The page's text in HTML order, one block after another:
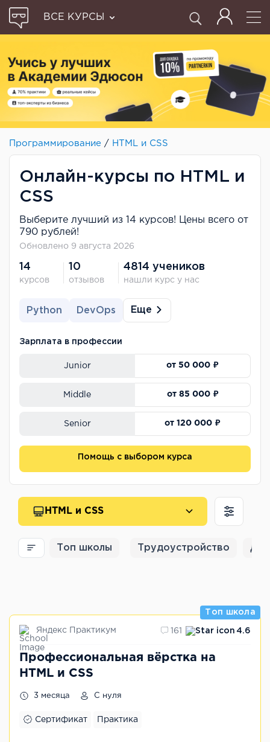
ВСЕ КУРСЫ
Программирование / HTML и CSS
Онлайн-курсы по HTML и
CSS
Выберите лучший из 14 курсов! Цены всего от
790 рублей!
Обновлено 9 августа 2026
14
курсов
10
отзывов
4814 учеников
нашли курс у нас
Python DevOps Еще
Зарплата в профессии
Junior от 50 000 ₽
Middle от 85 000 ₽
Senior от 120 000 ₽
Помощь с выбором курса
HTML и CSS
Топ школы Трудоустройство
Топ школа
Яндекс Практикум 161 4.6
Профессиональная вёрстка на
HTML и CSS
3 месяца С нуля
Сертификат Практика